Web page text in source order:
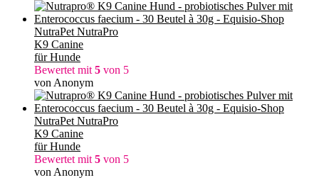
NutraPet NutraPro
K9 Canine
für Hunde
Bewertet mit 5 von 5
von Anonym
NutraPet NutraPro
K9 Canine
für Hunde
Bewertet mit 5 von 5
von Anonym